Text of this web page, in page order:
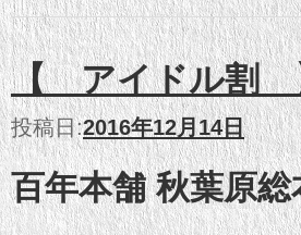
【 アイドル割
投稿日:2016年12月14日
百年本舗 秋葉原総